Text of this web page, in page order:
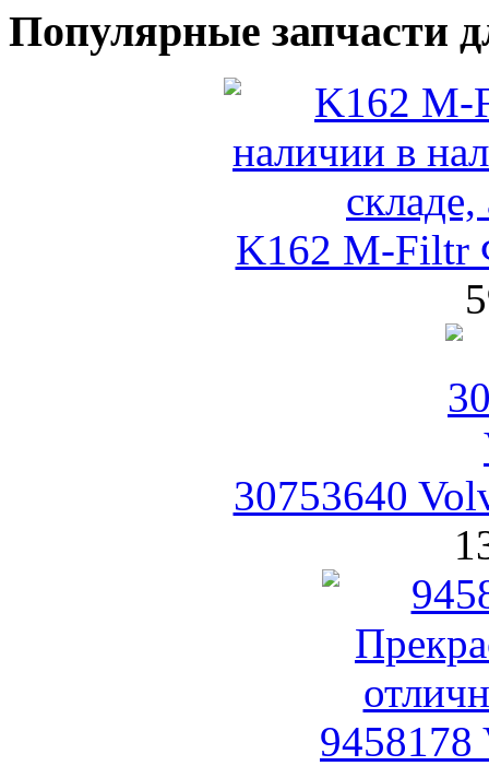
Популярные запчасти
K162 M-Filtr
30753640
9458178